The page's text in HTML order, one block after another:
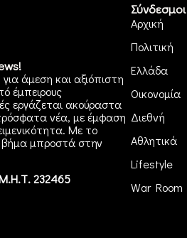
άμεση και αξιόπιστη
έμπειρους
εργάζεται ακούραστα
νέα, με έμφαση
Με το
μπροστά στην
232465
Σύνδεσμοι
Αρχική
Πολιτική
Ελλάδα
Οικονομία
Διεθνή
Αθλητικά
Lifestyle
War Room